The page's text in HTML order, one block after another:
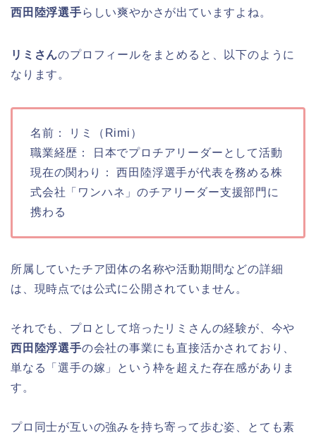
西田陸浮選手らしい爽やかさが出ていますよね。
リミさんのプロフィールをまとめると、以下のように
なります。
名前： リミ（Rimi）
職業経歴： 日本でプロチアリーダーとして活動
現在の関わり： 西田陸浮選手が代表を務める株
式会社「ワンハネ」のチアリーダー支援部門に
携わる
所属していたチア団体の名称や活動期間などの詳細
は、現時点では公式に公開されていません。
それでも、プロとして培ったリミさんの経験が、今や
西田陸浮選手の会社の事業にも直接活かされており、
単なる「選手の嫁」という枠を超えた存在感がありま
す。
プロ同士が互いの強みを持ち寄って歩む姿、とても素